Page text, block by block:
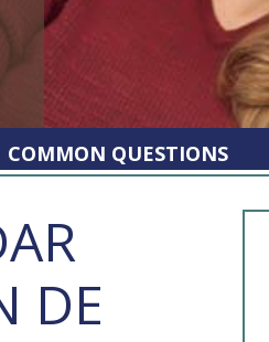
COMMON QUESTIONS
DE